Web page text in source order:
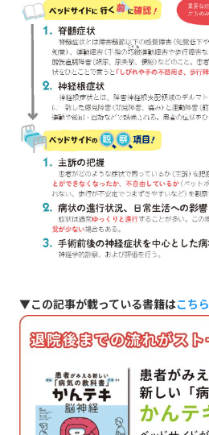
▼この記事が載っている書籍はこちら